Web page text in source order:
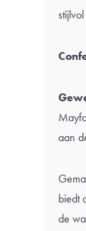
aan
biedt
de